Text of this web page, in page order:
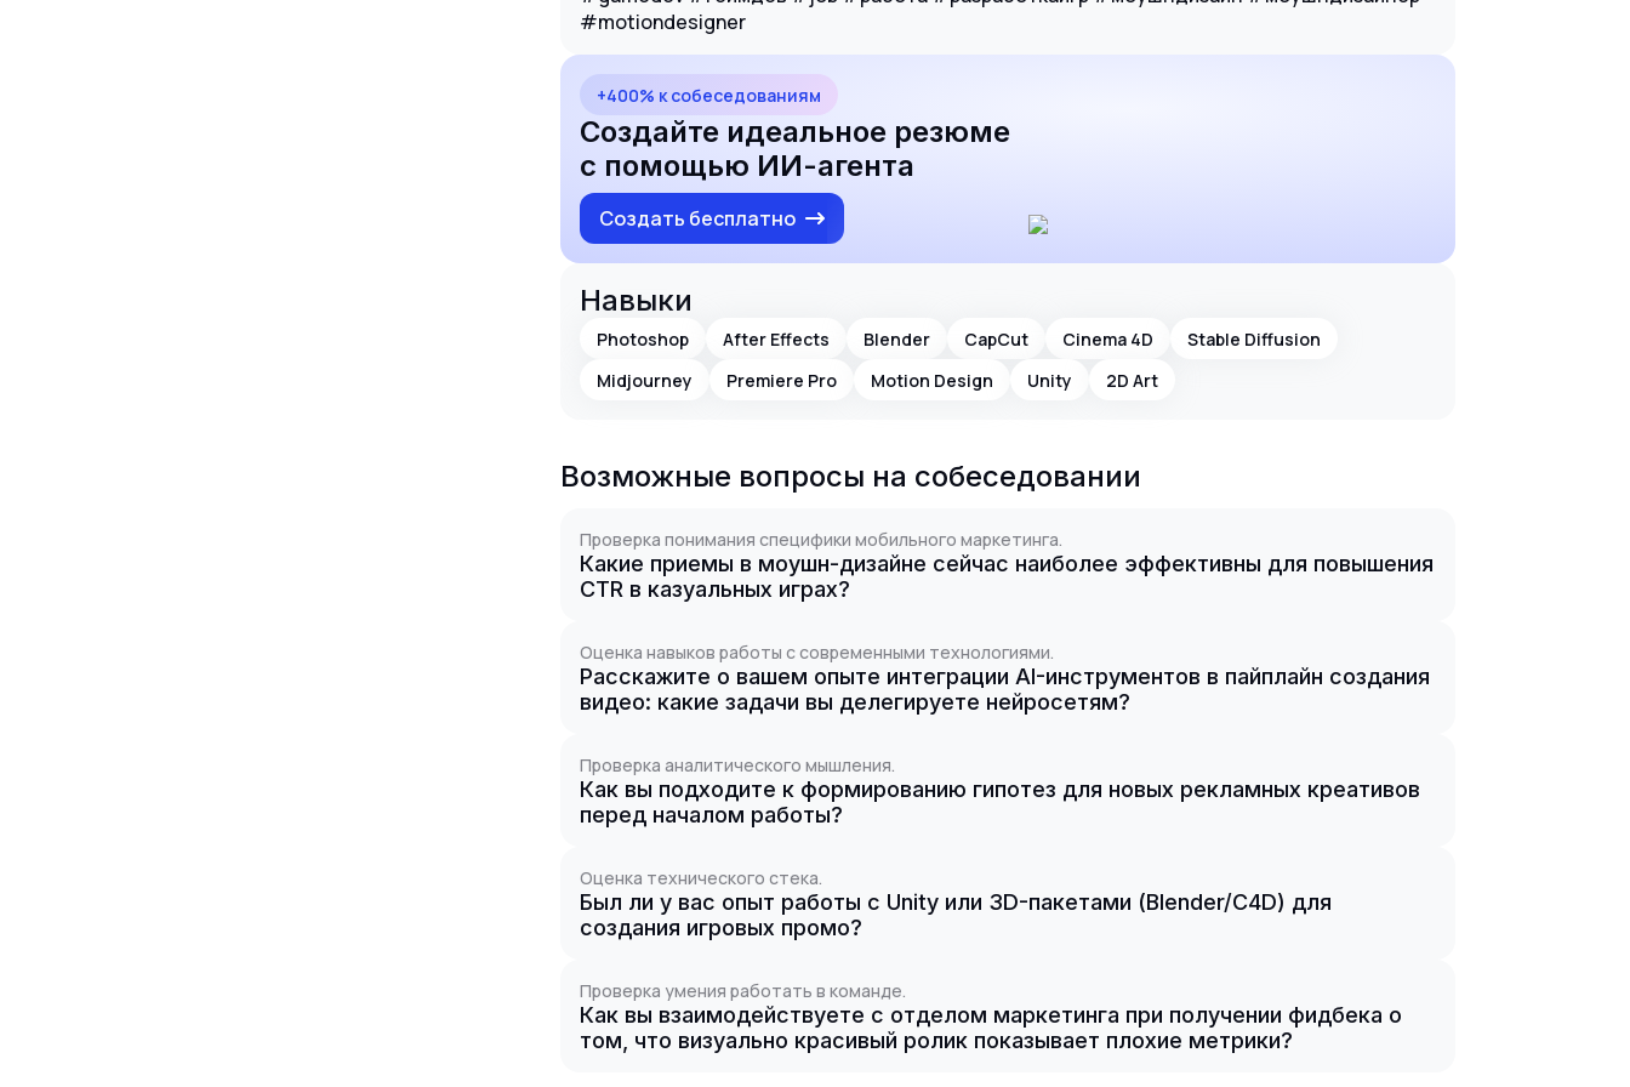
#motiondesigner
+400% к собеседованиям
Создайте идеальное резюме
с помощью ИИ-агента
Создать бесплатно
Навыки
Photoshop After Effects Blender CapCut Cinema 4D
Stable Diffusion
Midjourney
Premiere Pro Motion Design Unity 2D Art
Возможные вопросы на собеседовании
Проверка понимания специфики мобильного маркетинга.
Какие приемы в моушн-дизайне сейчас наиболее эффективны для повышения
CTR в казуальных играх?
Оценка навыков работы с современными технологиями.
Расскажите о вашем опыте интеграции AI-инструментов в пайплайн создания
видео: какие задачи вы делегируете нейросетям?
Проверка аналитического мышления.
Как вы подходите к формированию гипотез для новых рекламных креативов
перед началом работы?
Оценка технического стека.
Был ли у вас опыт работы с Unity или 3D-пакетами (Blender/C4D) для
создания игровых промо?
Проверка умения работать в команде.
Как вы взаимодействуете с отделом маркетинга при получении фидбека о
том, что визуально красивый ролик показывает плохие метрики?